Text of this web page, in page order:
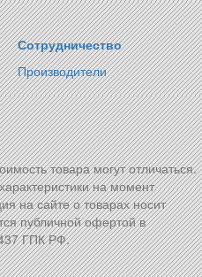
Сотрудничество
Производители
товара могут отличаться.
на момент
на сайте о товарах носит
публичной офертой в
437 ГПК РФ.